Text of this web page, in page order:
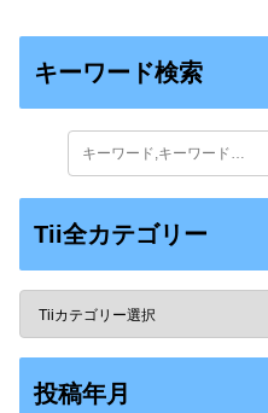
キーワード検索
Tii全カテゴリー
投稿年月